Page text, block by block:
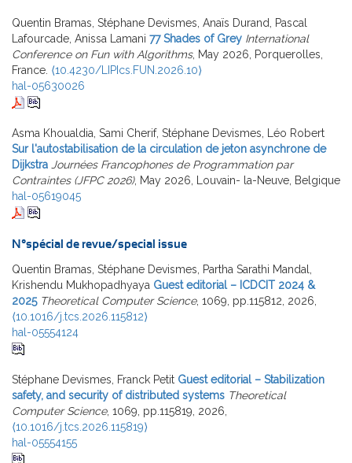
Quentin Bramas, Stéphane Devismes, Anaïs Durand, Pascal
Lafourcade, Anissa Lamani 77 Shades of Grey International
Conference on Fun with Algorithms, May 2026, Porquerolles,
France. ⟨10.4230/LIPIcs.FUN.2026.10⟩
hal-05630026
Asma Khoualdia, Sami Cherif, Stéphane Devismes, Léo Robert
Sur l'autostabilisation de la circulation de jeton asynchrone de
Dijkstra Journées Francophones de Programmation par
Contraintes (JFPC 2026), May 2026, Louvain- la-Neuve, Belgique
hal-05619045
N°spécial de revue/special issue
Quentin Bramas, Stéphane Devismes, Partha Sarathi Mandal,
Krishendu Mukhopadhyaya Guest editorial – ICDCIT 2024 &
2025 Theoretical Computer Science, 1069, pp.115812, 2026,
⟨10.1016/j.tcs.2026.115812⟩
hal-05554124
Stéphane Devismes, Franck Petit Guest editorial – Stabilization
safety, and security of distributed systems Theoretical
Computer Science, 1069, pp.115819, 2026,
⟨10.1016/j.tcs.2026.115819⟩
hal-05554155